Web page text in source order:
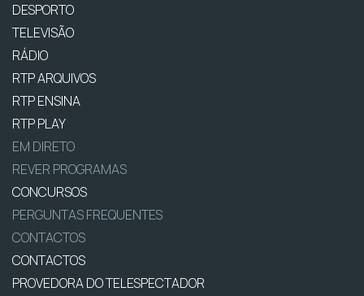
DESPORTO
TELEVISÃO
RÁDIO
RTP ARQUIVOS
RTP ENSINA
RTP PLAY
EM DIRETO
REVER PROGRAMAS
CONCURSOS
PERGUNTAS FREQUENTES
CONTACTOS
CONTACTOS
PROVEDORA DO TELESPECTADOR